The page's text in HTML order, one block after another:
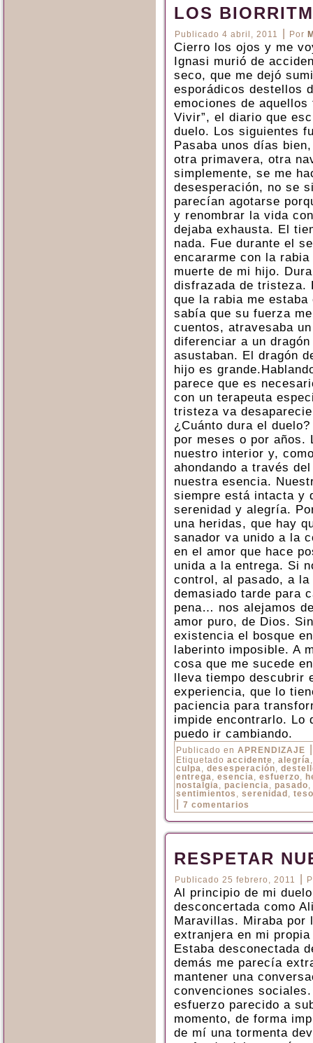
LOS
Publicado 4 abril, 2011 Por
Cierro los ojos y me
Ignasi murió de
seco, que me dejó
esporádicos destellos
emociones de aquellos
Vivir”, el diario que
duelo. Los siguientes
Pasaba unos días
otra primavera, otra
simplemente, se me
desesperación, no se
parecían agotarse
y renombrar la vida
dejaba exhausta. El
nada. Fue durante el
encararme con la
muerte de mi hijo.
disfrazada de tristeza.
que la rabia me
sabía que su fuerza
cuentos, atravesaba
diferenciar a un
asustaban. El dragón
hijo es
parece que es
con un terapeuta
tristeza va
¿Cuánto dura el
por meses o por años.
nuestro interior y,
ahondando a través
nuestra esencia.
siempre está intacta y
serenidad y alegría.
una heridas, que hay
sanador va unido a la
en el amor que hace
unida a la entrega. Si
control, al pasado, a
demasiado tarde para
pena… nos alejamos
amor puro, de Dios.
existencia el bosque
laberinto imposible. A
cosa que me sucede
lleva tiempo descubrir
experiencia, que lo
paciencia para
impide encontrarlo. Lo
puedo ir cambiando.
Publicado en APRENDIZAJE
Etiquetado accidente, alegría
culpa, desesperación,
entrega, esencia, esfuerzo,
nostalgia, paciencia, pasado,
sentimientos , serenidad ,
7 comentarios
RESPETAR
Publicado 25 febrero, 2011
Al principio de mi
desconcertada como
Maravillas. Miraba por
extranjera en mi
Estaba desconectada
demás me parecía
mantener una
convenciones
esfuerzo parecido a
momento, de forma
de mí una tormenta